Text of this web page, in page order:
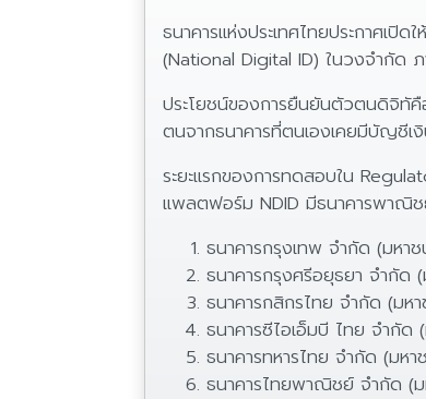
ธนาคารแห่งประเทศไทยประกาศเ
(National Digital ID) ในวงจำกัด
ประโยชน์ของการยืนยันตัวตนดิจิทัคื
ตนจากธนาคารที่ตนเองเคยมีบัญชีเ
ระยะแรกของการทดสอบใน
แพลตฟอร์ม NDID มีธนาคารพาณิช
ธนาคารกรุงเทพ จำกัด (มห
ธนาคารกรุงศรีอยุธยา จำกั
ธนาคารกสิกรไทย จำกัด (ม
ธนาคารซีไอเอ็มบี ไทย จำ
ธนาคารทหารไทย จำกัด (ม
ธนาคารไทยพาณิชย์ จำกัด